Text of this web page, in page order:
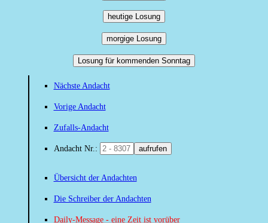
heutige Losung
morgige Losung
Losung für kommenden Sonntag
Nächste Andacht
Vorige Andacht
Zufalls-Andacht
Andacht Nr.: aufrufen
Übersicht der Andachten
Die Schreiber der Andachten
Daily-Message - eine Zeit ist vorüber